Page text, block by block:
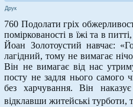
Друк
760 Подолати гріх
поміркованості в їжі та в
Йоан Золотоустий навчає:
лагідний, тому не вимагає
Він не вимагає від нас
посту не задля нього
без харчування. Він
відклавши житейські турботи,